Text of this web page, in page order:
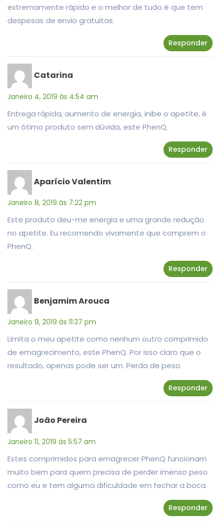
extremamente rápido e o melhor de tudo é que tem
despesas de envio gratuitas.
Responder
Catarina
Janeiro 4, 2019 às 4:54 am
Entrega rápida, aumento de energia, inibe o apetite, é
um ótimo produto sem dúvida, este PhenQ.
Responder
Aparício Valentim
Janeiro 8, 2019 às 7:22 pm
Este produto deu-me energia e uma grande redução
no apetite. Eu recomendo vivamente que comprem o
PhenQ.
Responder
Benjamim Arouca
Janeiro 9, 2019 às 11:37 pm
Limita o meu apetite como nenhum outro comprimido
de emagrecimento, este PhenQ. Por isso claro que o
resultado, apenas pode ser um. Perda de peso.
Responder
João Pereira
Janeiro 11, 2019 às 5:57 am
Estes comprimidos para emagrecer PhenQ funcionam
muito bem para quem precisa de perder imenso peso
como eu e tem alguma dificuldade em fechar a boca.
Responder